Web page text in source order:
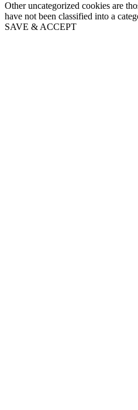
Other uncategorized cookies are
have not been classified into a
SAVE & ACCEPT